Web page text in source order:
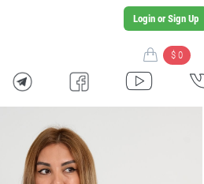
Login or Sign Up
$ 0